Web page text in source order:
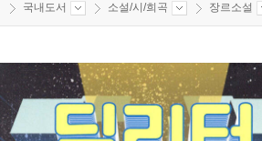
국내도서 소설/시/희곡 장르소설